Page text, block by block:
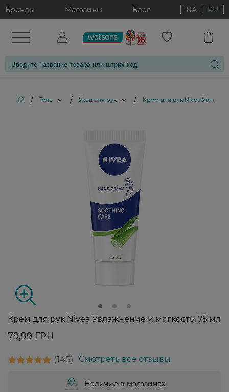
Бренды Магазины Блог UA RU
/ Тело / Уход для рук / Крем для рук Nivea
Крем для рук Nivea Увлажнение и мягкость, 75 мл
79,99 ГРН
145 Смотреть все отзывы
Наличие в магазинах